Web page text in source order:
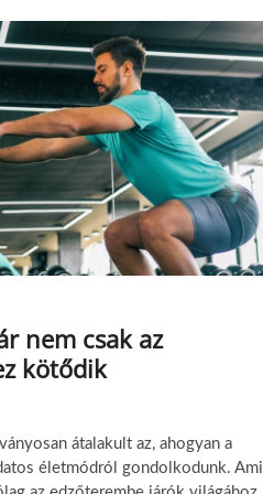
nem csak az
kötődik
átalakult az, ahogyan a
életmódról gondolkodunk. Ami